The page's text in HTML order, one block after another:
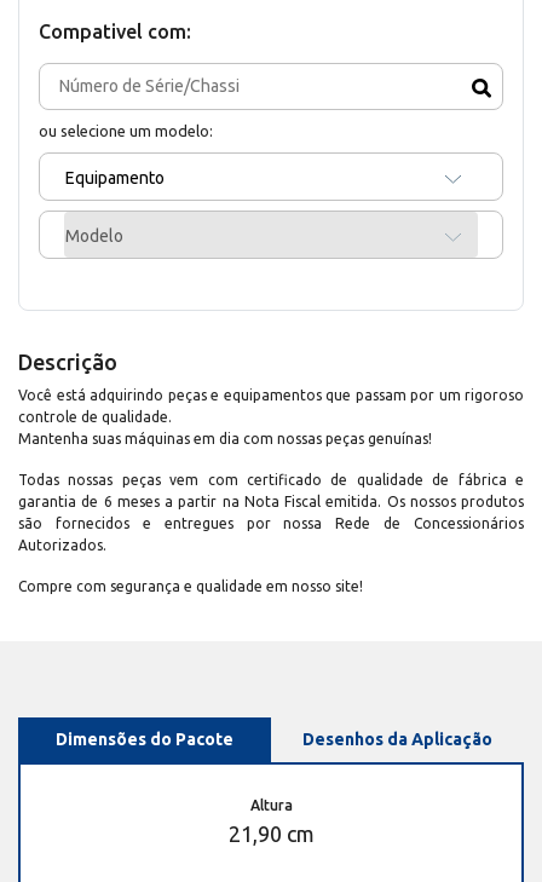
Compativel com:
ou selecione um modelo:
Equipamento
Modelo
Descrição
Você está adquirindo peças e equipamentos que passam por um rigoroso
controle de qualidade.
Mantenha suas máquinas em dia com nossas peças genuínas!
Todas nossas peças vem com certificado de qualidade de fábrica e
garantia de 6 meses a partir na Nota Fiscal emitida. Os nossos produtos
são fornecidos e entregues por nossa Rede de Concessionários
Autorizados.
Compre com segurança e qualidade em nosso site!
Dimensões do Pacote Desenhos da Aplicação
Altura
21,90 cm